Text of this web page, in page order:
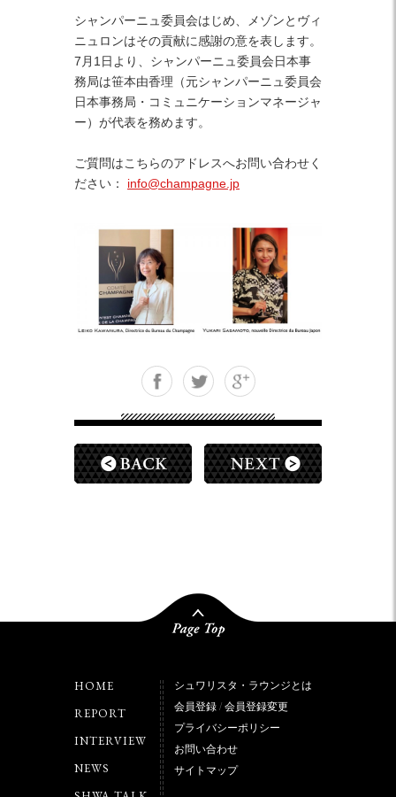
シャンパーニュ委員会はじめ、メゾンとヴィ
ニュロンはその貢献に感謝の意を表します。
7月1日より、シャンパーニュ委員会日本事
務局は笹本由香理（元シャンパーニュ委員会
日本事務局・コミュニケーションマネージャ
ー）が代表を務めます。
ご質問はこちらのアドレスへお問い合わせく
ださい： info@champagne.jp
HOME
REPORT
INTERVIEW
NEWS
シュワリスタ・ラウンジとは
会員登録 / 会員登録変更
プライバシーポリシー
お問い合わせ
サイトマップ